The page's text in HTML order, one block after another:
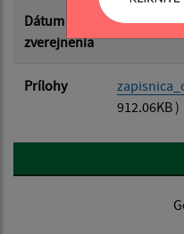
Dátum
zverejnenia
11.12.2025
Prílohy
912.06KB )